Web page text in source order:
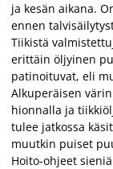
ja kesän aikana.
ennen
Tiikistä
erittäin öljyinen
patinoituvat, eli
Alkuperäisen
hionnalla ja
tulee jatkossa
muutkin puiset
Hoito-ohjeet